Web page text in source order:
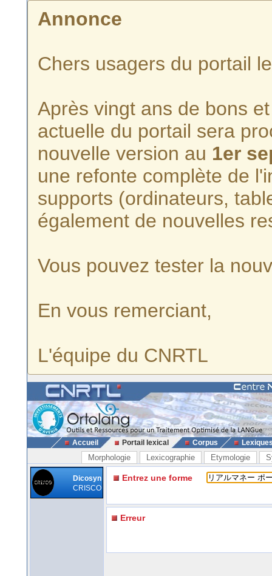
Annonce
Chers usagers du portail
Après vingt ans de bons
actuelle du portail sera
nouvelle version au 1er
une refonte complète de
supports (ordinateurs,
également de nouvelles
Vous pouvez tester la
En vous remerciant,
L'équipe du CNRTL
Accueil Portail lexical Corpus
Morphologie Lexicographie Etymologie
Dicosyn
CRISCO
Entrez une forme
Erreur